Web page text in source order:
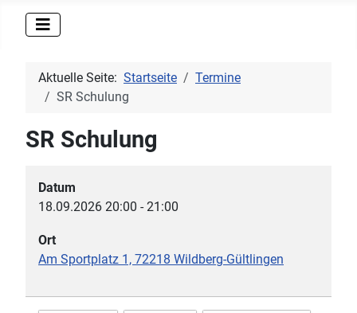
Aktuelle Seite: Startseite
Termine
SR Schulung
SR Schulung
Datum
18.09.2026 20:00 - 21:00
Ort
Am Sportplatz 1, 72218 Wildberg-Gültlingen